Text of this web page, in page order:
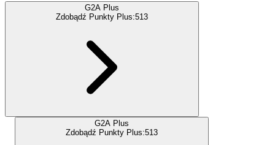
G2A Plus
Zdobądź Punkty Plus:513
G2A Plus
Zdobądź Punkty Plus:513